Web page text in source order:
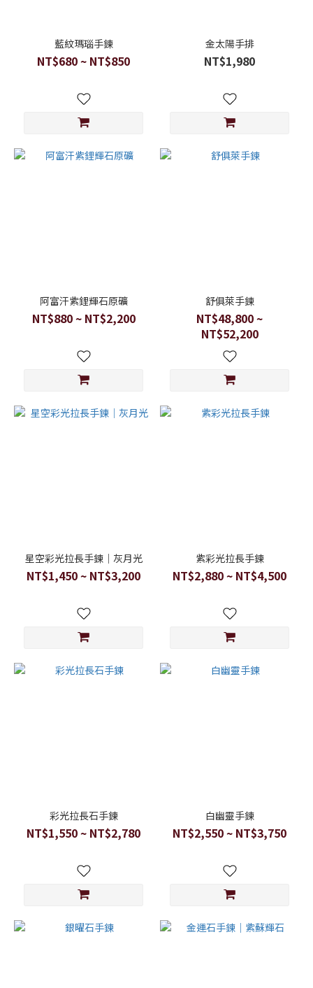
藍紋瑪瑙手鍊
NT$680 ~ NT$850
金太陽手排
NT$1,980
阿富汗紫鋰輝石原礦
NT$880 ~ NT$2,200
舒俱萊手鍊
NT$48,800 ~
NT$52,200
星空彩光拉長手鍊｜灰月光
NT$1,450 ~ NT$3,200
紫彩光拉長手鍊
NT$2,880 ~ NT$4,500
彩光拉長石手鍊
NT$1,550 ~ NT$2,780
白幽靈手鍊
NT$2,550 ~ NT$3,750